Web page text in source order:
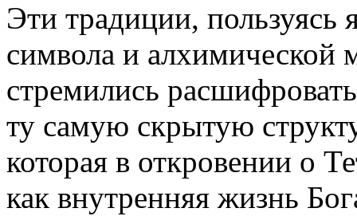
Эти традиции, пользуясь
символа и алхимической
стремились расшифровать
ту самую скрытую
которая в откровении о
как внутренняя жизнь